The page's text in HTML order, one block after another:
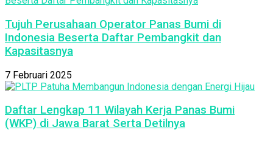
Tujuh Perusahaan Operator Panas Bumi di
Indonesia Beserta Daftar Pembangkit dan
Kapasitasnya
7 Februari 2025
Daftar Lengkap 11 Wilayah Kerja Panas Bumi
(WKP) di Jawa Barat Serta Detilnya